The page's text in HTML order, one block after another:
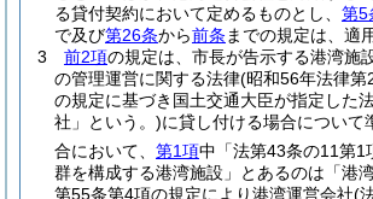
る貸付契約において定めるものとし、 第5
で及び第26条から前条 までの規定は、適
3
前2項の規定は、市長が告示する港湾施
の管理運営に関する法律(昭和56年法律第
の規定に基づき国土交通大臣が指定した
社」という。)に貸し付ける場合について
合において、 第1項中「法第43条の11第1
群を構成する港湾施設」とあるのは「港
第55条第4項の規定により港湾運営会社(